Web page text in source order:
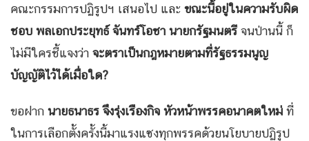
คณะกรรมการปฏิรูปฯ เสนอไป และ ขณะนี้อยู่ในความรับผิด
ชอบ พลเอกประยุทธ์ จันทร์โอชา นายกรัฐมนตรีจนป่านนี้ ก็
ไม่มีใครชี้แจงว่า จะตราเป็นกฎหมายตามที่รัฐธรรมนูญ
บัญญัติไว้ได้เมื่อใด?
ขอฝาก นายธนาธร จึงรุ่งเรืองกิจ หัวหน้าพรรคอนาคตใหม่ ที่
ในการเลือกตั้งครั้งนี้มาแรงแซงทุกพรรคด้วยนโยบายปฏิรูป